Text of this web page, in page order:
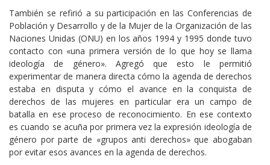
También se refirió a su participación en las Conferencias de
Población y Desarrollo y de la Mujer de la Organización de las
Naciones Unidas (ONU) en los años 1994 y 1995 donde tuvo
contacto con «una primera versión de lo que hoy se llama
ideología de género». Agregó que esto le permitió
experimentar de manera directa cómo la agenda de derechos
estaba en disputa y cómo el avance en la conquista de
derechos de las mujeres en particular era un campo de
batalla en ese proceso de reconocimiento. En ese contexto
es cuando se acuña por primera vez la expresión ideología de
género por parte de «grupos anti derechos» que abogaban
por evitar esos avances en la agenda de derechos.